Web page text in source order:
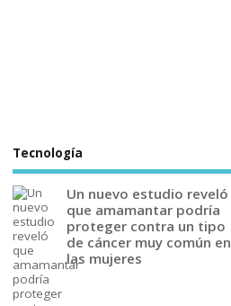
Tecnología
Un nuevo estudio reveló
que amamantar podría
proteger contra un tipo
de cáncer muy común en
las mujeres